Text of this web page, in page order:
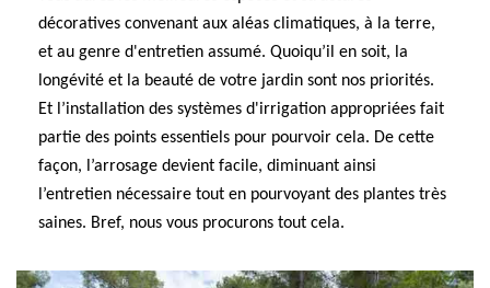
décoratives convenant aux aléas climatiques, à la terre,
et au genre d'entretien assumé. Quoiqu’il en soit, la
longévité et la beauté de votre jardin sont nos priorités.
Et l’installation des systèmes d'irrigation appropriées fait
partie des points essentiels pour pourvoir cela. De cette
façon, l’arrosage devient facile, diminuant ainsi
l’entretien nécessaire tout en pourvoyant des plantes très
saines. Bref, nous vous procurons tout cela.